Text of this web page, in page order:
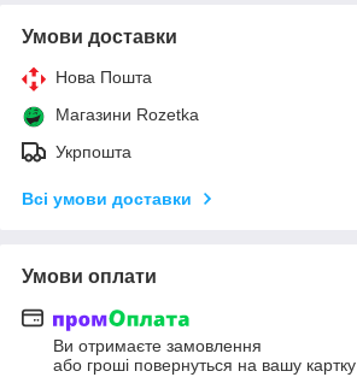
Умови доставки
Нова Пошта
Магазини Rozetka
Укрпошта
Всі умови доставки
Умови оплати
Ви отримаєте замовлення
або гроші повернуться на вашу картку